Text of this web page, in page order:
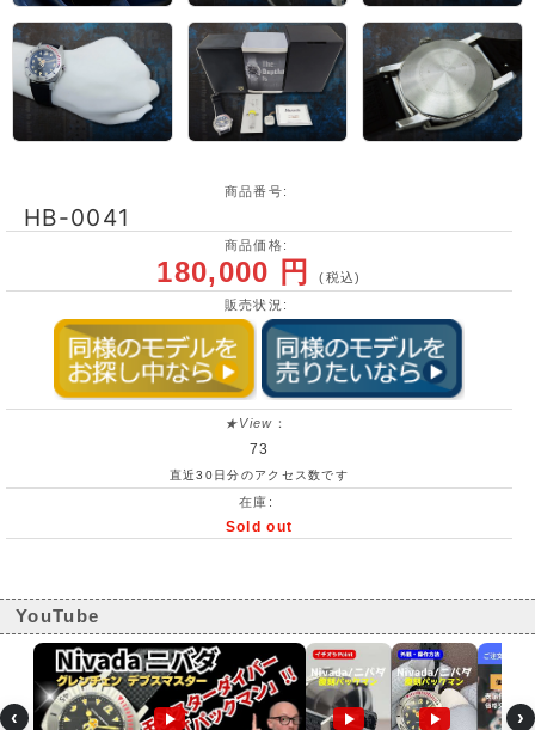
商品番号:
HB-0041
商品価格:
180,000 円(税込)
販売状況:
★View ：
73
直近30日分のアクセス数です
在庫:
Sold out
YouTube
‹ ›